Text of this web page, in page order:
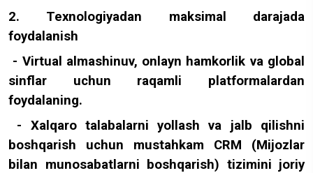
2. Texnologiyadan maksimal darajada
foydalanish
- Virtual almashinuv, onlayn hamkorlik va global
sinflar uchun raqamli platformalardan
foydalaning.
- Xalqaro talabalarni yollash va jalb qilishni
boshqarish uchun mustahkam CRM (Mijozlar
bilan munosabatlarni boshqarish) tizimini joriy